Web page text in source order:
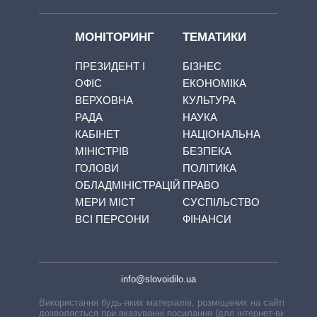
МОНІТОРИНГ
ПРЕЗИДЕНТ І
ОФІС
ВЕРХОВНА
РАДА
КАБІНЕТ
МІНІСТРІВ
ГОЛОВИ
ОБЛАДМІНІСТРАЦІЙ
МЕРИ МІСТ
ВСІ ПЕРСОНИ
ТЕМАТИКИ
БІЗНЕС
ЕКОНОМІКА
КУЛЬТУРА
НАУКА
НАЦІОНАЛЬНА
БЕЗПЕКА
ПОЛІТИКА
ПРАВО
СУСПІЛЬСТВО
ФІНАНСИ
info@slovoidilo.ua
Використання будь-яких матеріалів, розміщених на сайті,
дозволяється при вказуванні посилання (для інтернет-видань